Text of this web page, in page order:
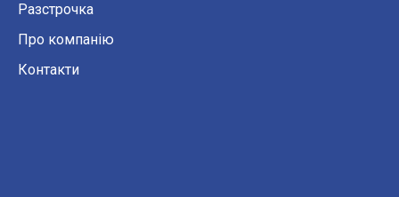
Разстрочка
Про компанію
Контакти